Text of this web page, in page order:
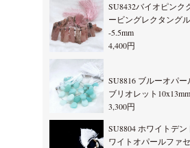
SU8432バイオピンク
ービングレクタング
-5.5mm
4,400円
SU8816 ブルーオパ
ブリオレット
3,300円
SU8804 ホワイトデ
ワイトオパールファ